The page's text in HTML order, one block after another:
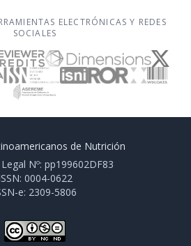
ELECTRÓNICAS Y REDES
SOCIALES
de Nutrición
Nº: pp199602DF83
0004-0622
e: 2309-5806